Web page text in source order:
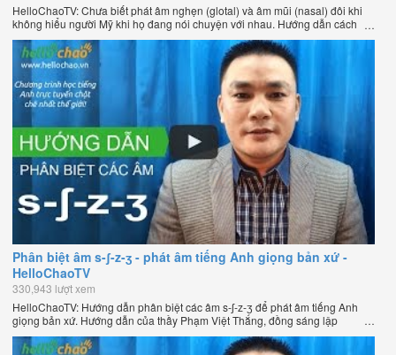
HelloChaoTV: Chưa biết phát âm nghẹn (glotal) và âm mũi (nasal) đôi khi
không hiểu người Mỹ khi họ đang nói chuyện với nhau. Hướng dẫn cách
phát âm tiếng Anh giọng Mỹ theo phương pháp đọc tách ghép âm đặc biệt
của thầy Phạm Việt Thắng, đồng sáng lập HelloChao.vn - Chương trình
dạy tiếng Anh trực tuyến chặt chẽ nhất thế giới.
Phân biệt âm s-ʃ-z-ʒ - phát âm tiếng Anh giọng bản xứ -
HelloChaoTV
330,943 lượt xem
HelloChaoTV: Hướng dẫn phân biệt các âm s-ʃ-z-ʒ để phát âm tiếng Anh
giọng bản xứ. Hướng dẫn của thầy Phạm Việt Thắng, đồng sáng lập
HelloChao.vn - Chương trình dạy tiếng Anh trực tuyến chặt chẽ nhất thế
giới.